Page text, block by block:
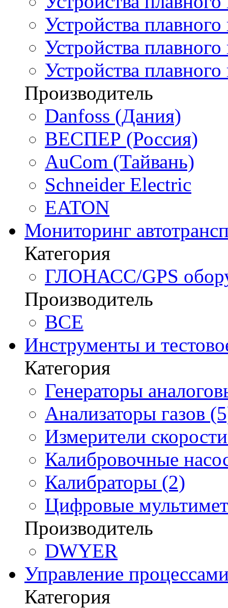
Устройства
Устройства
Устройства
Производитель
Danfoss (Дания)
ВЕСПЕР (Россия)
AuCom (Тайвань)
Schneider Electric
EATON
Мониторинг
Категория
ГЛОНАСС/GPS
Производитель
BCE
Инструменты и
Категория
Генераторы
Анализаторы газов
Измерители
Калибровочные
Калибраторы (2)
Цифровые
Производитель
DWYER
Управление
Категория